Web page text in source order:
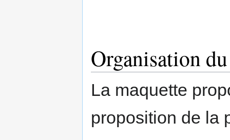
Organisation
La maquette
proposition de la